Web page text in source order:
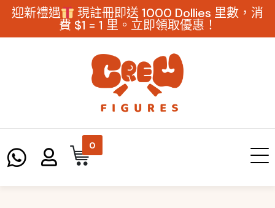
迎新禮遇 現註冊即送 1000 Dollies 里數，消
費 $1 = 1 里。立即領取優惠！
0